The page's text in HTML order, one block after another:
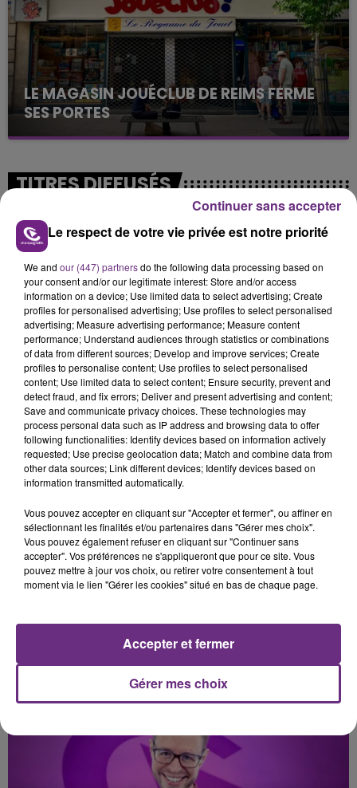
LE MAGASIN JOUÉCLUB DE REIMS FERME
SES PORTES
C'était l'une des institutions du centre-ville
fermer ses portes.
TITRES DIFFUSÉS
4h12
4h12
INDOCHINE
Les Nouveaux Soleils
4h08
4h08
NAÏKA
One Track Mind
4h05
4h05
Love Yourself
4h01
4h01
Save Me Tonight
A L'ANTENNE
Le respect de votre vie privée est notre priorité
We and our (447) partnersdo the following data processing based on
your consent and/or our legitimate interest: Store and/or access
information on a device; Use limited data to select advertising; Create
profiles for personalised advertising; Use profiles to select personalised
advertising; Measure advertising performance; Measure content
performance; Understand audiences through statistics or combinations
of data from different sources; Develop and improve services; Create
profiles to personalise content; Use profiles to select personalised
content; Use limited data to select content; Ensure security, prevent and
detect fraud, and fix errors; Deliver and present advertising and content;
Save and communicate privacy choices. These technologies may
process personal data such as IP address and browsing data to offer
following functionalities: Identify devices based on information actively
requested; Use precise geolocation data; Match and combine data from
other data sources; Link different devices; Identify devices based on
information transmitted automatically.
Vous pouvez accepter en cliquant sur "Accepter et fermer", ou affiner en
sélectionnant les finalités et/ou partenaires dans "Gérer mes choix".
Vous pouvez également refuser en cliquant sur "Continuer sans
accepter". Vos préférences ne s'appliqueront que pour ce site. Vous
pouvez mettre à jour vos choix, ou retirer votre consentement à tout
moment via le lien "Gérer les cookies" situé en bas de chaque page.
Gérer mes choix
Accepter et fermer
Continuer sans accepter